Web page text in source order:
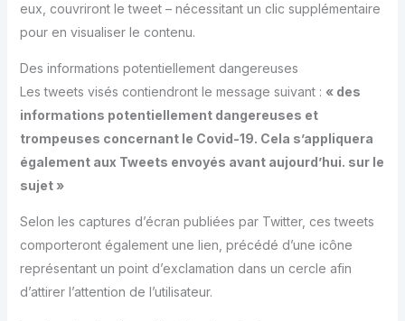
eux, couvriront le tweet – nécessitant un clic supplémentaire
pour en visualiser le contenu.
Des informations potentiellement dangereuses
Les tweets visés contiendront le message suivant : « des
informations potentiellement dangereuses et
trompeuses concernant le Covid-19. Cela s’appliquera
également aux Tweets envoyés avant aujourd’hui. sur le
sujet »
Selon les captures d’écran publiées par Twitter, ces tweets
comporteront également une lien, précédé d’une icône
représentant un point d’exclamation dans un cercle afin
d’attirer l’attention de l’utilisateur.